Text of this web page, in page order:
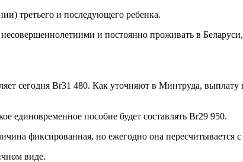
третьего и последующего ребенка.
и постоянно проживать в
сегодня Br31 480. Как уточняют в Минтруда,
единовременное пособие будет составлять Br29 950.
фиксированная, но ежегодно она пересчитывается
виде.